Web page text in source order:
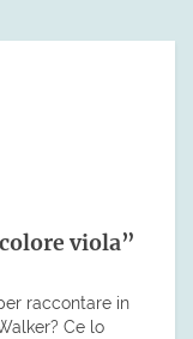
viola”
raccontare in
Ce lo